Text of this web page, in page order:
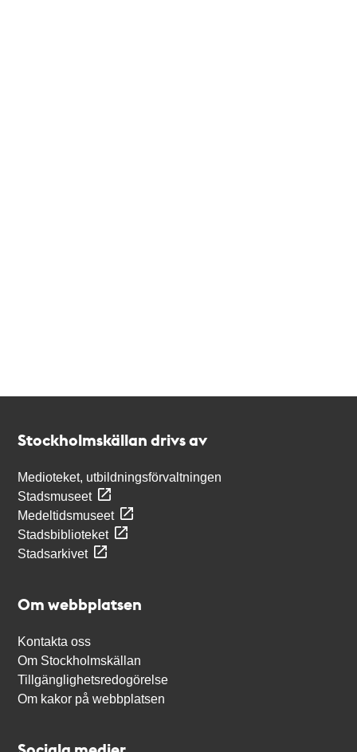
Stockholmskällan drivs av
Medioteket, utbildningsförvaltningen
Stadsmuseet
Medeltidsmuseet
Stadsbiblioteket
Stadsarkivet
Om webbplatsen
Kontakta oss
Om Stockholmskällan
Tillgänglighetsredogörelse
Om kakor på webbplatsen